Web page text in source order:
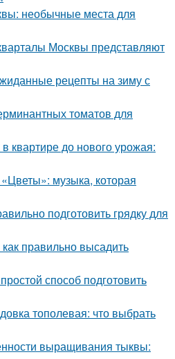
необычные места для
Москвы представляют
рецепты на зиму с
томатов для
квартире до нового урожая:
музыка, которая
подготовить грядку для
правильно высадить
способ подготовить
тополевая: что выбрать
выращивания тыквы: